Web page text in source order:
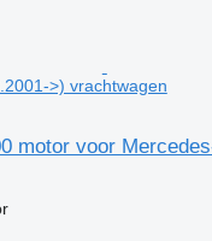
>) vrachtwagen
motor voor